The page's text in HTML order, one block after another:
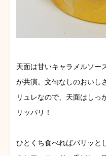
天面は甘いキャラメルソー
が共演。文句なしのおいし
リュレなので、天面はしっ
リッパリ！
ひとくち食べればパリッと